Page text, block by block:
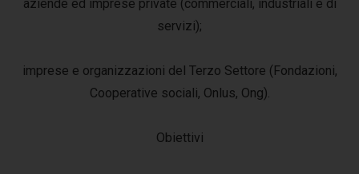
aziende ed imprese private (commerciali, industriali e di
servizi);
imprese e organizzazioni del Terzo Settore (Fondazioni,
Cooperative sociali, Onlus, Ong).
Obiettivi